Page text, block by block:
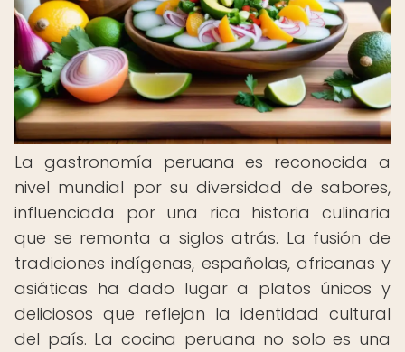
La gastronomía peruana es reconocida a
nivel mundial por su diversidad de sabores,
influenciada por una rica historia culinaria
que se remonta a siglos atrás. La fusión de
tradiciones indígenas, españolas, africanas y
asiáticas ha dado lugar a platos únicos y
deliciosos que reflejan la identidad cultural
del país. La cocina peruana no solo es una